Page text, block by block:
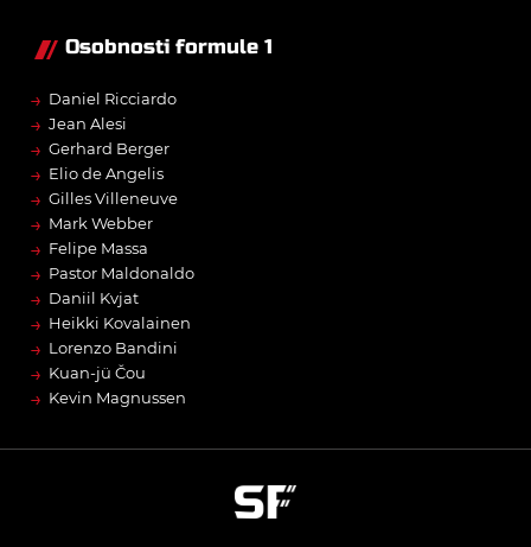
Osobnosti formule 1
→ Daniel Ricciardo
→ Jean Alesi
→ Gerhard Berger
→ Elio de Angelis
→ Gilles Villeneuve
→ Mark Webber
→ Felipe Massa
→ Pastor Maldonaldo
→ Daniil Kvjat
→ Heikki Kovalainen
→ Lorenzo Bandini
→ Kuan-jü Čou
→ Kevin Magnussen